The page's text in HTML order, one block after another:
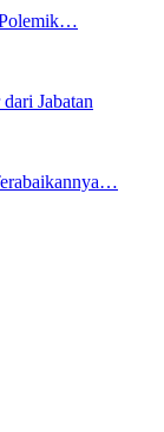
Polemik…
Jabatan